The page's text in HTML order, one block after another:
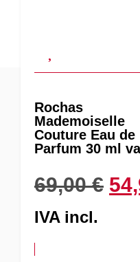
Rochas
Mademoiselle
Couture Eau de
Parfum 30 ml
69,00€
IVA incl.